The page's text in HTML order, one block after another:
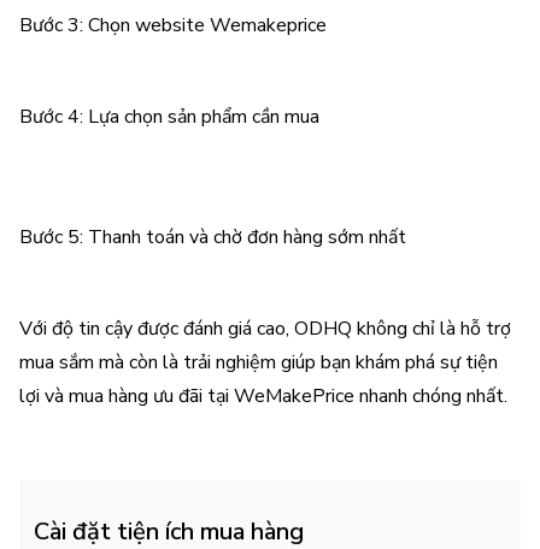
Bước 3: Chọn website Wemakeprice
Bước 4: Lựa chọn sản phẩm cần mua
Bước 5: Thanh toán và chờ đơn hàng sớm nhất
Với độ tin cậy được đánh giá cao, ODHQ không chỉ là hỗ trợ
mua sắm mà còn là trải nghiệm giúp bạn khám phá sự tiện
lợi và mua hàng ưu đãi tại WeMakePrice nhanh chóng nhất.
Cài đặt tiện ích mua hàng